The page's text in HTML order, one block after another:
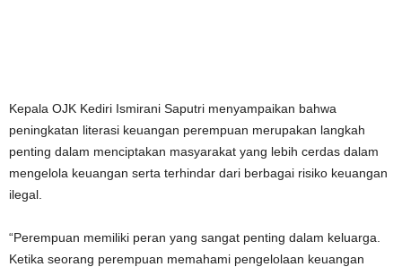
Kepala OJK Kediri Ismirani Saputri menyampaikan bahwa
peningkatan literasi keuangan perempuan merupakan langkah
penting dalam menciptakan masyarakat yang lebih cerdas dalam
mengelola keuangan serta terhindar dari berbagai risiko keuangan
ilegal.
“Perempuan memiliki peran yang sangat penting dalam keluarga.
Ketika seorang perempuan memahami pengelolaan keuangan